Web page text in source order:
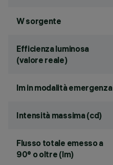
W sorgente
Efficienza luminosa
(valore reale)
lm in modalità emergenza
Intensità massima (cd)
Flusso totale emesso a
90° o oltre (lm)